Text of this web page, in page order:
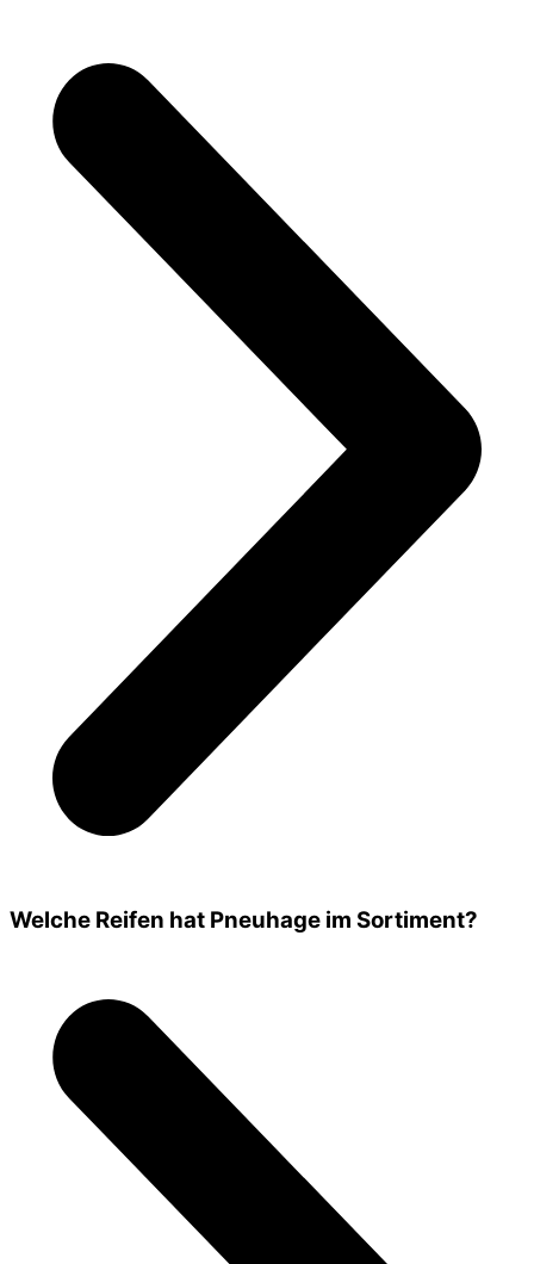
Welche Reifen hat Pneuhage im Sortiment?